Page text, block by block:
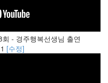
- 경주행복선생님 출연
[수정]